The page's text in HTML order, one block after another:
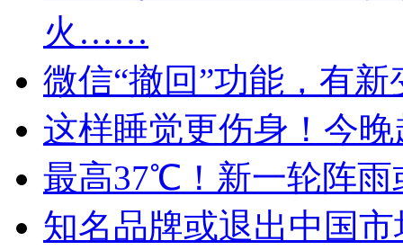
火……
微信“撤回”功能，有新
这样睡觉更伤身！今
最高37℃！新一轮阵雨
知名品牌或退出中国市